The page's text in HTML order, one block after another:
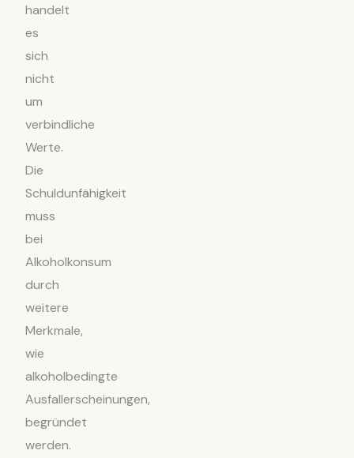
handelt
es
sich
nicht
um
verbindliche
Werte.
Die
Schuldunfähigkeit
muss
bei
Alkoholkonsum
durch
weitere
Merkmale,
wie
alkoholbedingte
Ausfallerscheinungen,
begründet
werden.